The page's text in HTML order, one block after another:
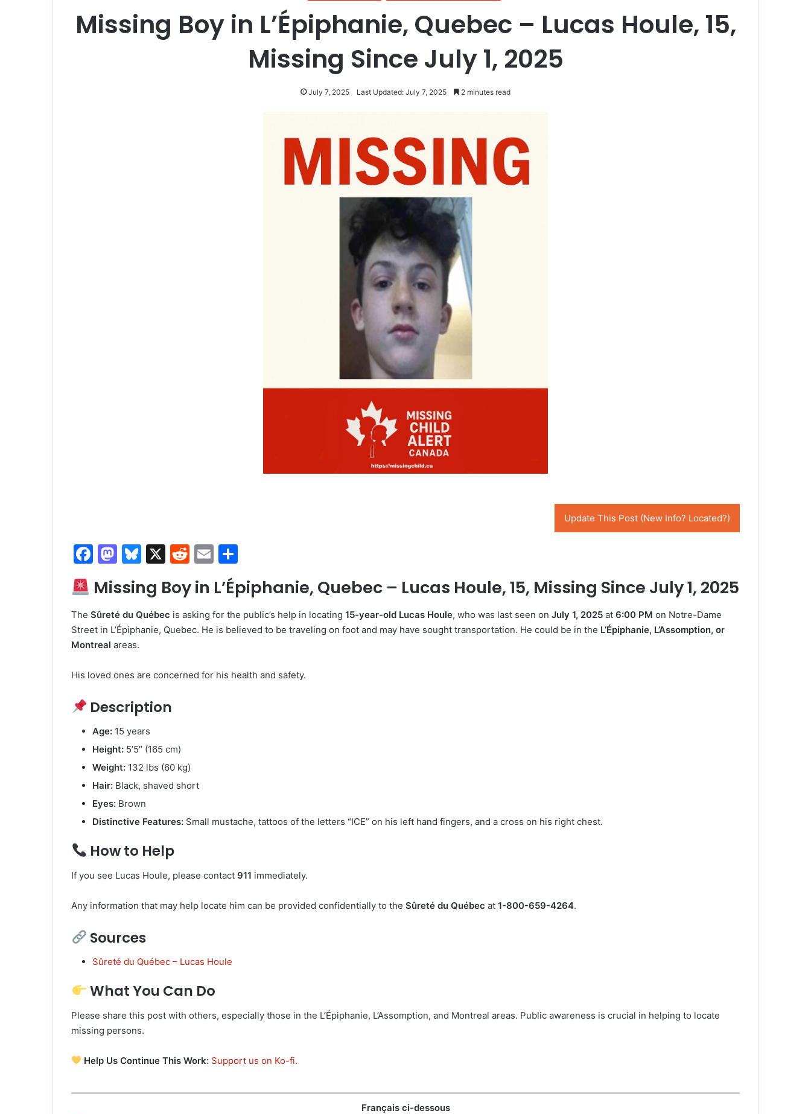
Missing Boy in L’Épiphanie, Quebec – Lucas Houle, 15,
Missing Since July 1, 2025
July 7, 2025 Last Updated: July 7, 2025 2 minutes read
Update This Post (New Info? Located?)
F
c
e
b
o
o
M
st
o
d
o
n
Bl
e
s
k
X
R
d
di
t
E
m
ai
l
ar
e
Missing Boy in L’Épiphanie, Quebec – Lucas Houle, 15, Missing Since July 1, 2025
The Sûreté du Québec is asking for the public’s help in locating 15-year-old Lucas Houle, who was last seen on July 1, 2025 at 6:00 PM on Notre-Dame
Street in L’Épiphanie, Quebec. He is believed to be traveling on foot and may have sought transportation. He could be in the L’Épiphanie, L’Assomption, or
Montreal areas.
His loved ones are concerned for his health and safety.
Description
Age: 15 years
Height: 5’5″ (165 cm)
Weight: 132 lbs (60 kg)
Hair: Black, shaved short
Eyes: Brown
Distinctive Features: Small mustache, tattoos of the letters “ICE” on his left hand fingers, and a cross on his right chest.
How to Help
If you see Lucas Houle, please contact 911 immediately.
Any information that may help locate him can be provided confidentially to the Sûreté du Québec at 1-800-659-4264.
Sources
Sûreté du Québec – Lucas Houle
What You Can Do
Please share this post with others, especially those in the L’Épiphanie, L’Assomption, and Montreal areas. Public awareness is crucial in helping to locate
missing persons.
Help Us Continue This Work: Support us on Ko-fi.
Français ci-dessous